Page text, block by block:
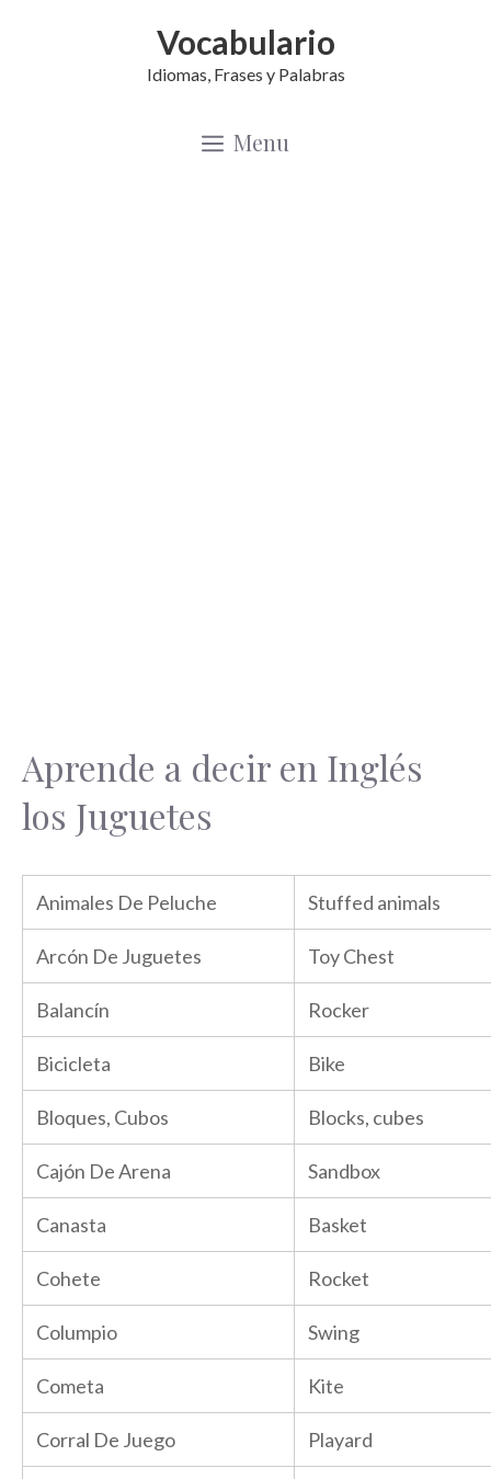
Vocabulario
Idiomas, Frases y Palabras
Menu
Aprende a decir en Inglés
los Juguetes
Animales De Peluche Stuffed animals
Arcón De Juguetes Toy Chest
Balancín Rocker
Bicicleta Bike
Bloques, Cubos Blocks, cubes
Cajón De Arena Sandbox
Canasta Basket
Cohete Rocket
Columpio Swing
Cometa Kite
Corral De Juego Playard